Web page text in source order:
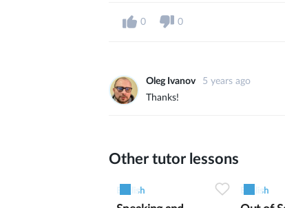
0 0
Oleg Ivanov
5 years ago
Thanks!
Other tutor lessons
English English